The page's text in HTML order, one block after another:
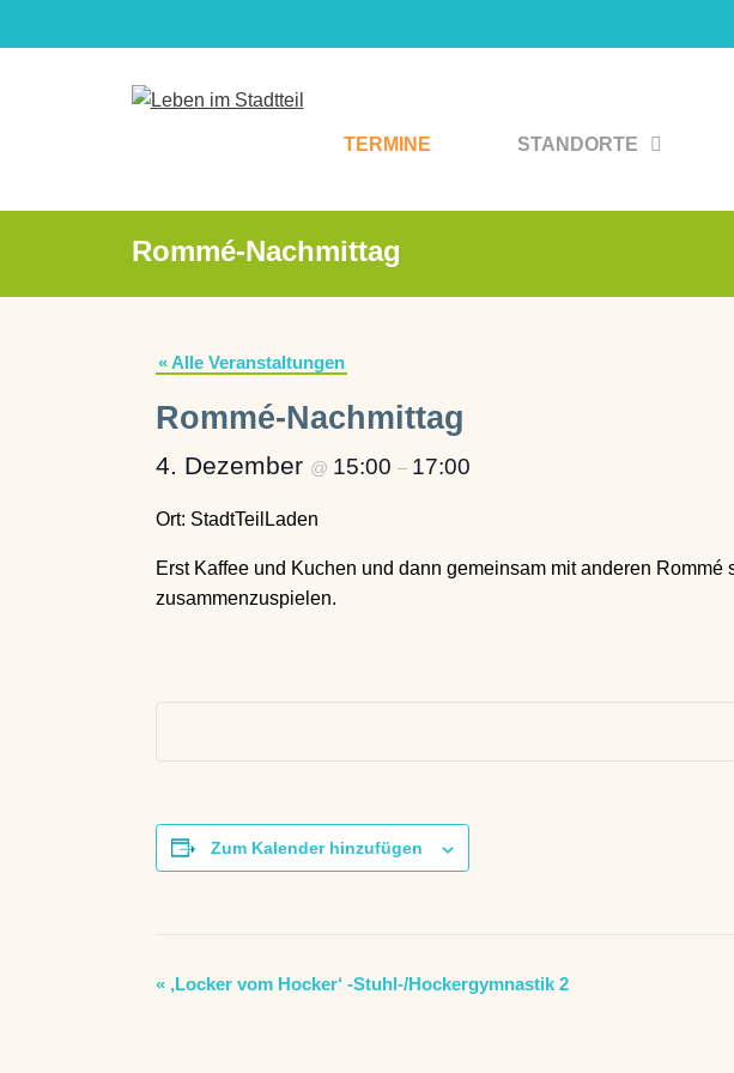
Inhalt
TERMINE STANDORTE
Rommé-Nachmittag
« Alle Veranstaltungen
Rommé-Nachmittag
4. Dezember @ 15:00 – 17:00
Ort: StadtTeilLaden
Erst Kaffee und Kuchen und dann gemeinsam mit anderen
zusammenzuspielen.
Zum Kalender hinzufügen
V
«‚Locker vom Hocker‘ -Stuhl-/Hockergymnastik 2